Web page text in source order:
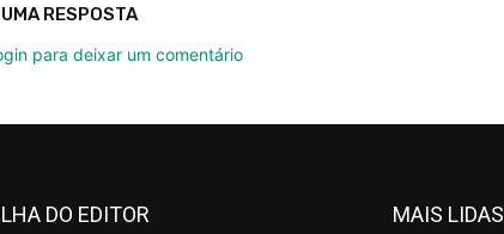
RESPOSTA
para deixar um comentário
DO EDITOR MAIS LIDAS